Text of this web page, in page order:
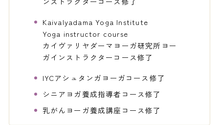
Kaivalyadama Yoga Institute
Yoga instructor course
カイヴァリヤダーマヨーガ研究所ヨー
ガインストラクターコース修了
IYCアシュタンガヨーガコース修了
シニアヨガ養成指導者コース修了
乳がんヨーガ養成講座コース修了